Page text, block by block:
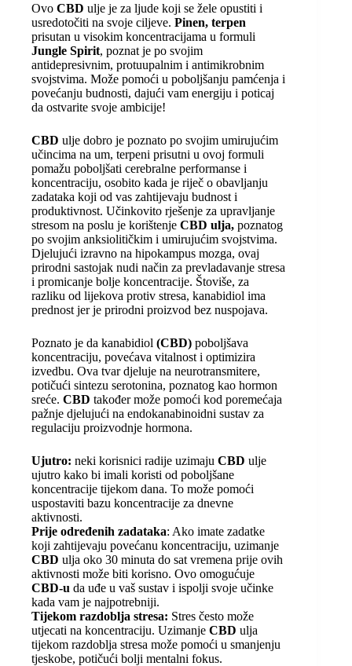
n
k
o
k
p
p
g
e
r
Ovo CBD ulje je za ljude koji se žele opustiti i
usredotočiti na svoje ciljeve. Pinen, terpen
prisutan u visokim koncentracijama u formuli
Jungle Spirit, poznat je po svojim
antidepresivnim, protuupalnim i antimikrobnim
svojstvima. Može pomoći u poboljšanju pamćenja i
povećanju budnosti, dajući vam energiju i poticaj
da ostvarite svoje ambicije!
CBD ulje dobro je poznato po svojim umirujućim
učincima na um, terpeni prisutni u ovoj formuli
pomažu poboljšati cerebralne performanse i
koncentraciju, osobito kada je riječ o obavljanju
zadataka koji od vas zahtijevaju budnost i
produktivnost. Učinkovito rješenje za upravljanje
stresom na poslu je korištenje CBD ulja, poznatog
po svojim anksiolitičkim i umirujućim svojstvima.
Djelujući izravno na hipokampus mozga, ovaj
prirodni sastojak nudi način za prevladavanje stresa
i promicanje bolje koncentracije. Štoviše, za
razliku od lijekova protiv stresa, kanabidiol ima
prednost jer je prirodni proizvod bez nuspojava.
Poznato je da kanabidiol (CBD) poboljšava
koncentraciju, povećava vitalnost i optimizira
izvedbu. Ova tvar djeluje na neurotransmitere,
potičući sintezu serotonina, poznatog kao hormon
sreće. CBD također može pomoći kod poremećaja
pažnje djelujući na endokanabinoidni sustav za
regulaciju proizvodnje hormona.
Ujutro: neki korisnici radije uzimaju CBD ulje
ujutro kako bi imali koristi od poboljšane
koncentracije tijekom dana. To može pomoći
uspostaviti bazu koncentracije za dnevne
aktivnosti.
Prije određenih zadataka: Ako imate zadatke
koji zahtijevaju povećanu koncentraciju, uzimanje
CBD ulja oko 30 minuta do sat vremena prije ovih
aktivnosti može biti korisno. Ovo omogućuje
CBD-u da uđe u vaš sustav i ispolji svoje učinke
kada vam je najpotrebniji.
Tijekom razdoblja stresa: Stres često može
utjecati na koncentraciju. Uzimanje CBD ulja
tijekom razdoblja stresa može pomoći u smanjenju
tjeskobe, potičući bolji mentalni fokus.